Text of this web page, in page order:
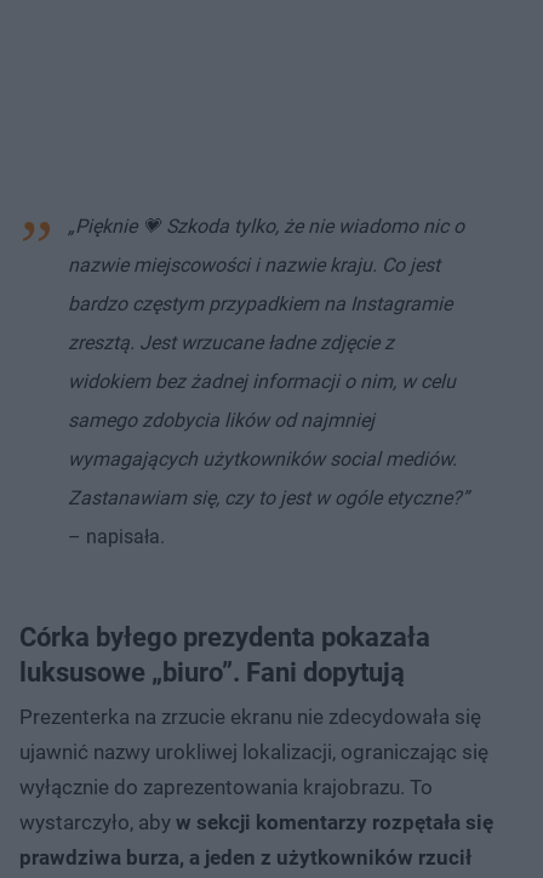
„Pięknie 💗 Szkoda tylko, że nie wiadomo nic o
nazwie miejscowości i nazwie kraju. Co jest
bardzo częstym przypadkiem na Instagramie
zresztą. Jest wrzucane ładne zdjęcie z
widokiem bez żadnej informacji o nim, w celu
samego zdobycia lików od najmniej
wymagających użytkowników social mediów.
Zastanawiam się, czy to jest w ogóle etyczne?”
– napisała.
Córka byłego prezydenta pokazała
luksusowe „biuro”. Fani dopytują
Prezenterka na zrzucie ekranu nie zdecydowała się
ujawnić nazwy urokliwej lokalizacji, ograniczając się
wyłącznie do zaprezentowania krajobrazu. To
wystarczyło, aby w sekcji komentarzy rozpętała się
prawdziwa burza, a jeden z użytkowników rzucił